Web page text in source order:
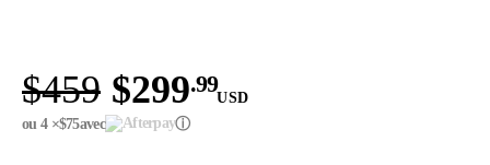
$459 $299.99
USD
ou 4 ×$75avec ⓘ